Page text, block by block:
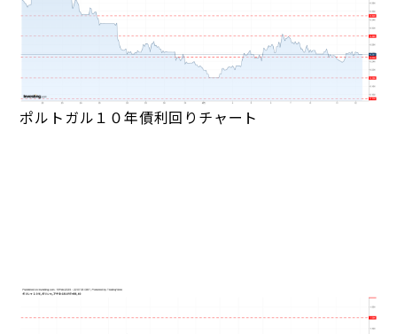
ポルトガル１０年債利回りチャート